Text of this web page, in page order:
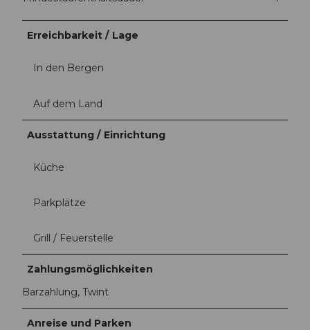
Erreichbarkeit / Lage
In den Bergen
Auf dem Land
Ausstattung / Einrichtung
Küche
Parkplätze
Grill / Feuerstelle
Zahlungsmöglichkeiten
Barzahlung, Twint
Anreise und Parken